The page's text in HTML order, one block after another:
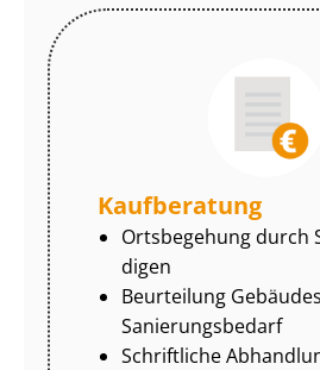
Kaufberatung
Ortsbegehung durch
di­gen
Beurteilung
Sa­nie­rungs­be­darf
Schriftliche